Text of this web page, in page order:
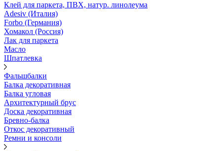
Клей для паркета, ПВХ, натур. линолеума
Adesiv (Италия)
Forbo (Германия)
Хомакол (Россия)
Лак для паркета
Масло
Шпатлевка
Фальшбалки
Балка декоративная
Балка угловая
Архитектурный брус
Доска декоративная
Бревно-балка
Откос декоративный
Ремни и консоли